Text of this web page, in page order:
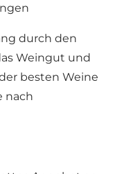
durch den
Weingut und
besten Weine
nach